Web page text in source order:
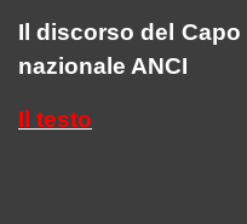
Il discorso del Capo
nazionale ANCI
Il testo